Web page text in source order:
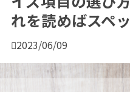
れを読めばスペ
2023/06/09